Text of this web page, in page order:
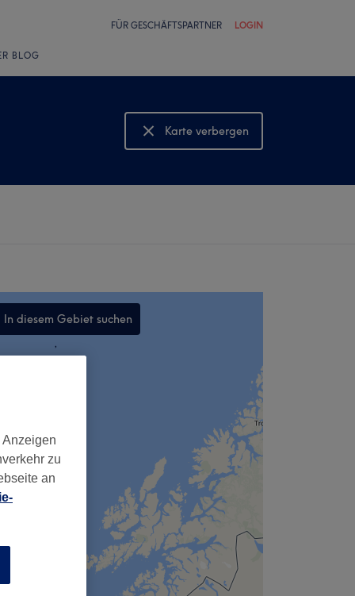
FÜR GESCHÄFTSPARTNER LOGIN
BLOG
Karte verbergen
Karte anzeigen
In diesem Gebiet suchen
,
zu
an